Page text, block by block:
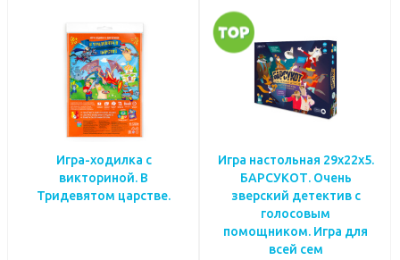
Игра-ходилка с
викториной. В
Тридевятом царстве.
Игра настольная 29х22х5.
БАРСУКОТ. Очень
зверский детектив с
голосовым
помощником. Игра для
всей сем